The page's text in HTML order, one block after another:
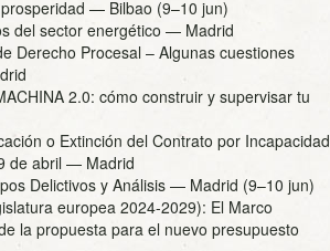
— Bilbao (9–10 jun)
del sector energético — Madrid
Derecho Procesal – Algunas cuestiones
2.0: cómo construir y supervisar tu
o Extinción del Contrato por Incapacidad
de abril — Madrid
Delictivos y Análisis — Madrid (9–10 jun)
europea 2024-2029): El Marco
la propuesta para el nuevo presupuesto